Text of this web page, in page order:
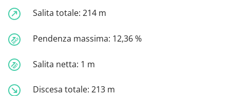
Salita totale: 214 m
Pendenza massima: 12,36 %
Salita netta: 1 m
Discesa totale: 213 m